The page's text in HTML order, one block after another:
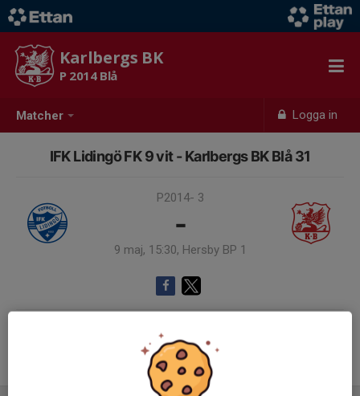
Matcher Logga in
Karlbergs BK
P 2014 Blå
IFK Lidingö FK 9 vit - Karlbergs BK Blå 31
P2014- 3
-
9 maj, 15:30, Hersby BP 1
Samling 15:00
Endast kallade kunde anmäla sig till aktiviteten. 19 personer var kallade.
Logga in här